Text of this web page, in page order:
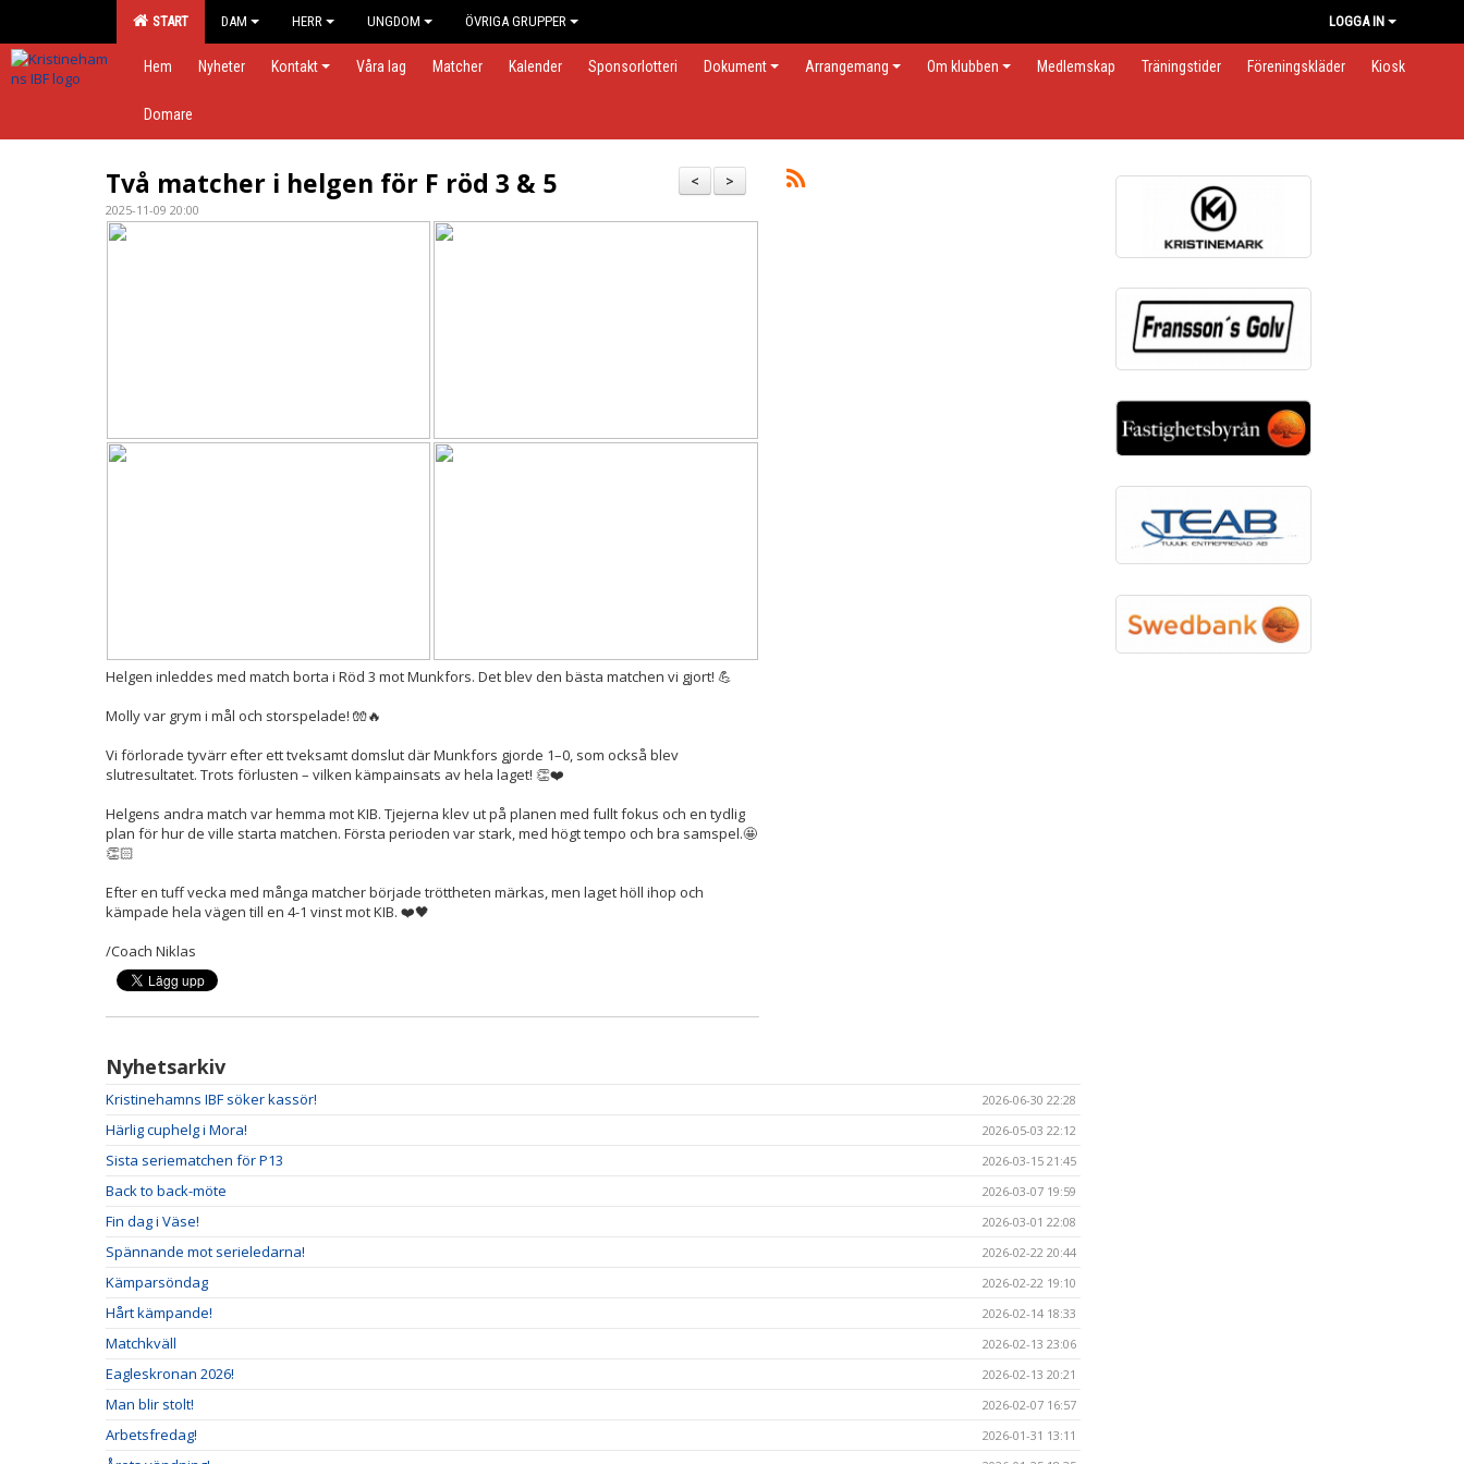
START DAM HERR UNGDOM ÖVRIGA GRUPPER LOGGA IN
Hem Nyheter Kontakt Våra lag Matcher Kalender Sponsorlotteri Dokument Arrangemang Om klubben Medlemskap Träningstider Föreningskläder Kiosk
Domare
>
<
Två matcher i helgen för F röd 3 & 5
2025-11-09 20:00
Helgen inleddes med match borta i Röd 3 mot Munkfors. Det blev den bästa matchen vi gjort! 💪
Molly var grym i mål och storspelade! 🧤🔥
Vi förlorade tyvärr efter ett tveksamt domslut där Munkfors gjorde 1–0, som också blev
slutresultatet. Trots förlusten – vilken kämpainsats av hela laget! 👏❤️
Helgens andra match var hemma mot KIB. Tjejerna klev ut på planen med fullt fokus och en tydlig
plan för hur de ville starta matchen. Första perioden var stark, med högt tempo och bra samspel.🤩
👏🏻
Efter en tuff vecka med många matcher började tröttheten märkas, men laget höll ihop och
kämpade hela vägen till en 4-1 vinst mot KIB. ❤️🖤
/Coach Niklas
Nyhetsarkiv
Kristinehamns IBF söker kassör! 2026-06-30 22:28
Härlig cuphelg i Mora! 2026-05-03 22:12
Sista seriematchen för P13 2026-03-15 21:45
Back to back-möte 2026-03-07 19:59
Fin dag i Väse! 2026-03-01 22:08
Spännande mot serieledarna! 2026-02-22 20:44
Kämparsöndag 2026-02-22 19:10
Hårt kämpande! 2026-02-14 18:33
Matchkväll 2026-02-13 23:06
Eagleskronan 2026! 2026-02-13 20:21
Man blir stolt! 2026-02-07 16:57
Arbetsfredag! 2026-01-31 13:11